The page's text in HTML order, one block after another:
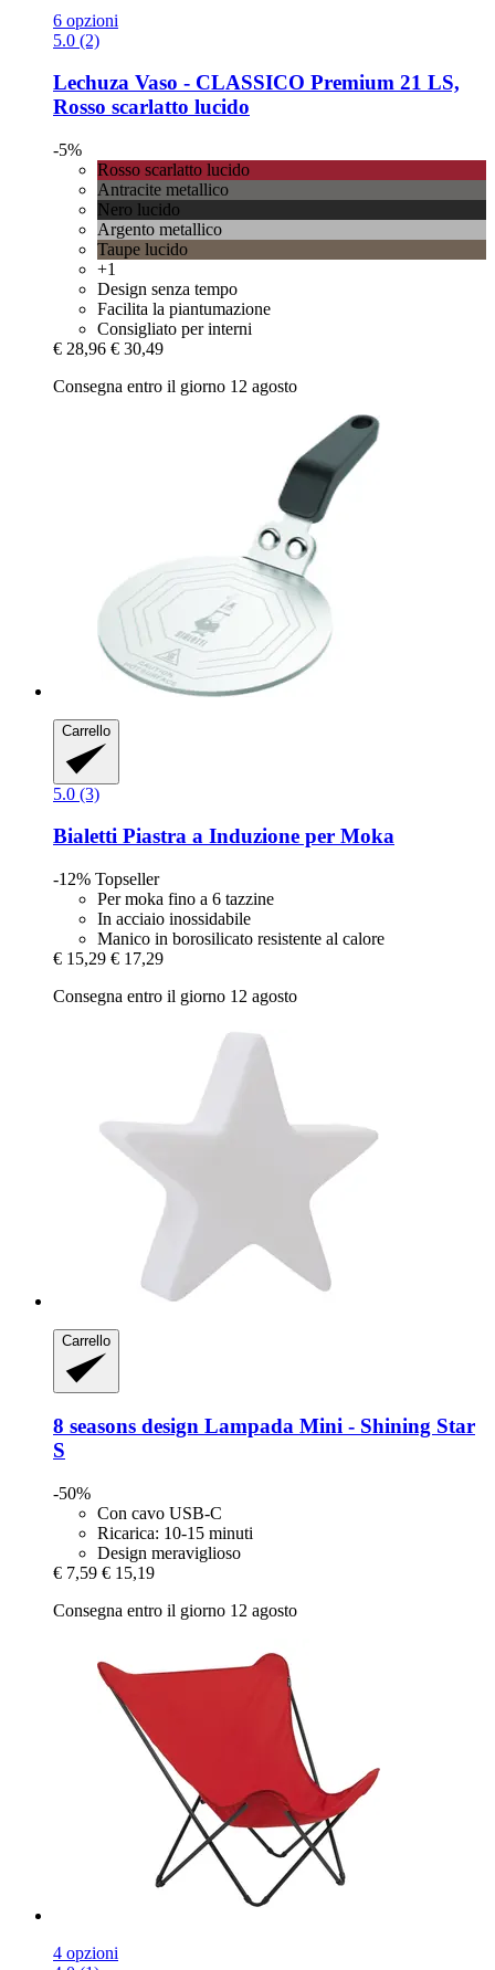
6 opzioni
5.0 (2)
Lechuza Vaso -​ CLASSICO Premium 21 LS,
Rosso scarlatto lucido
-5%
Rosso scarlatto lucido
Antracite metallico
Nero lucido
Argento metallico
Taupe lucido
+1
Design senza tempo
Facilita la piantumazione
Consigliato per interni
€ 28,96 € 30,49
Consegna entro il giorno 12 agosto
Carrello
5.0 (3)
Bialetti Piastra a Induzione per Moka
-12% Topseller
Per moka fino a 6 tazzine
In acciaio inossidabile
Manico in borosilicato resistente al calore
€ 15,29 € 17,29
Consegna entro il giorno 12 agosto
Carrello
8 seasons design Lampada Mini -​ Shining Star
S
-50%
Con cavo USB-C
Ricarica: 10-15 minuti
Design meraviglioso
€ 7,59 € 15,19
Consegna entro il giorno 12 agosto
4 opzioni